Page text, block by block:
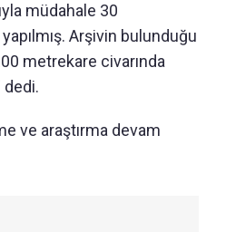
müdahale 30
Arşivin bulunduğu
metrekare civarında
ve araştırma devam